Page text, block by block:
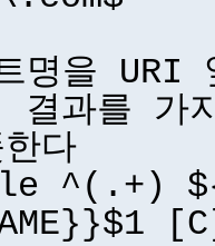
명을 URI
과를 가
다
^(.+)